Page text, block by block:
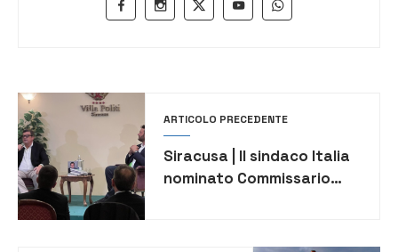
ARTICOLO PRECEDENTE
Siracusa | Il sindaco Italia
nominato Commissario